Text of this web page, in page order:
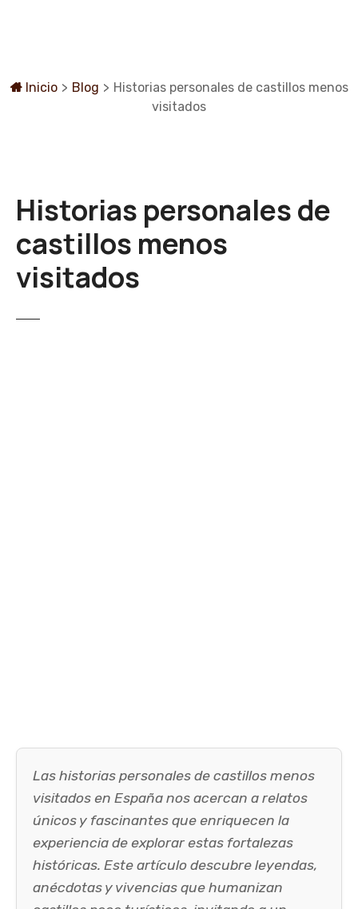
Inicio > Blog > Historias personales de castillos menos
visitados
Historias personales de
castillos menos
visitados
Las historias personales de castillos menos
visitados en España nos acercan a relatos
únicos y fascinantes que enriquecen la
experiencia de explorar estas fortalezas
históricas. Este artículo descubre leyendas,
anécdotas y vivencias que humanizan